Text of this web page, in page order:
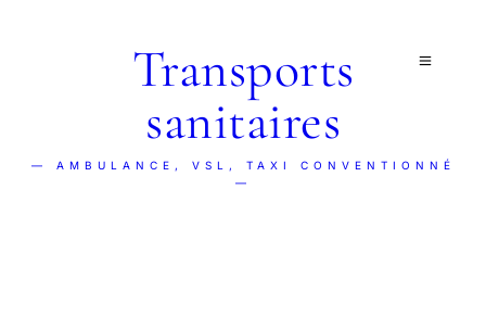
Transports
sanitaires
— AMBULANCE, VSL, TAXI CONVENTIONNÉ
—